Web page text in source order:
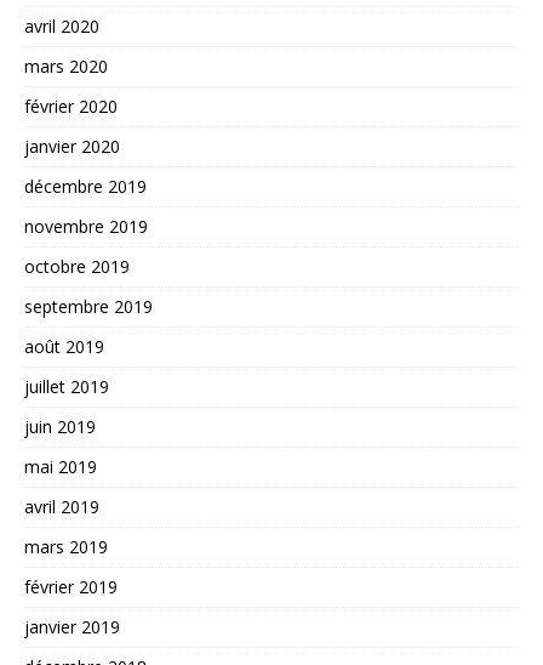
avril 2020
mars 2020
février 2020
janvier 2020
décembre 2019
novembre 2019
octobre 2019
septembre 2019
août 2019
juillet 2019
juin 2019
mai 2019
avril 2019
mars 2019
février 2019
janvier 2019